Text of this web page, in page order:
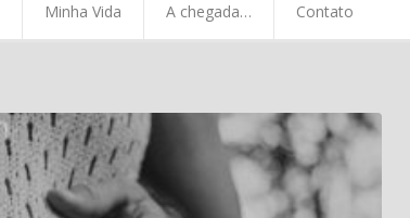
Minha Vida A chegada… Contato